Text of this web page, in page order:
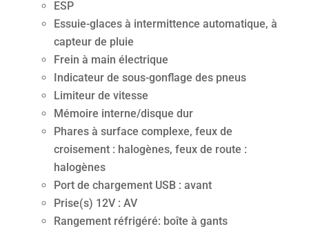
ESP
Essuie-glaces à intermittence automatique, à
capteur de pluie
Frein à main électrique
Indicateur de sous-gonflage des pneus
Limiteur de vitesse
Mémoire interne/disque dur
Phares à surface complexe, feux de
croisement : halogènes, feux de route :
halogènes
Port de chargement USB : avant
Prise(s) 12V : AV
Rangement réfrigéré: boîte à gants